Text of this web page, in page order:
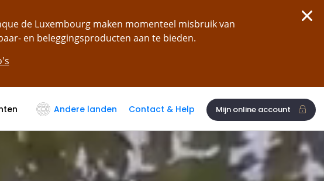
de Luxembourg maken momenteel misbruik van
en beleggingsproducten aan te bieden.
Andere landen Contact & Help Mijn online account